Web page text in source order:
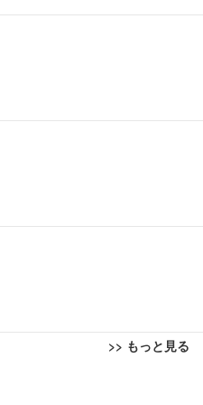
>> もっと見る
メッシュ 在宅ワーク H-WY01